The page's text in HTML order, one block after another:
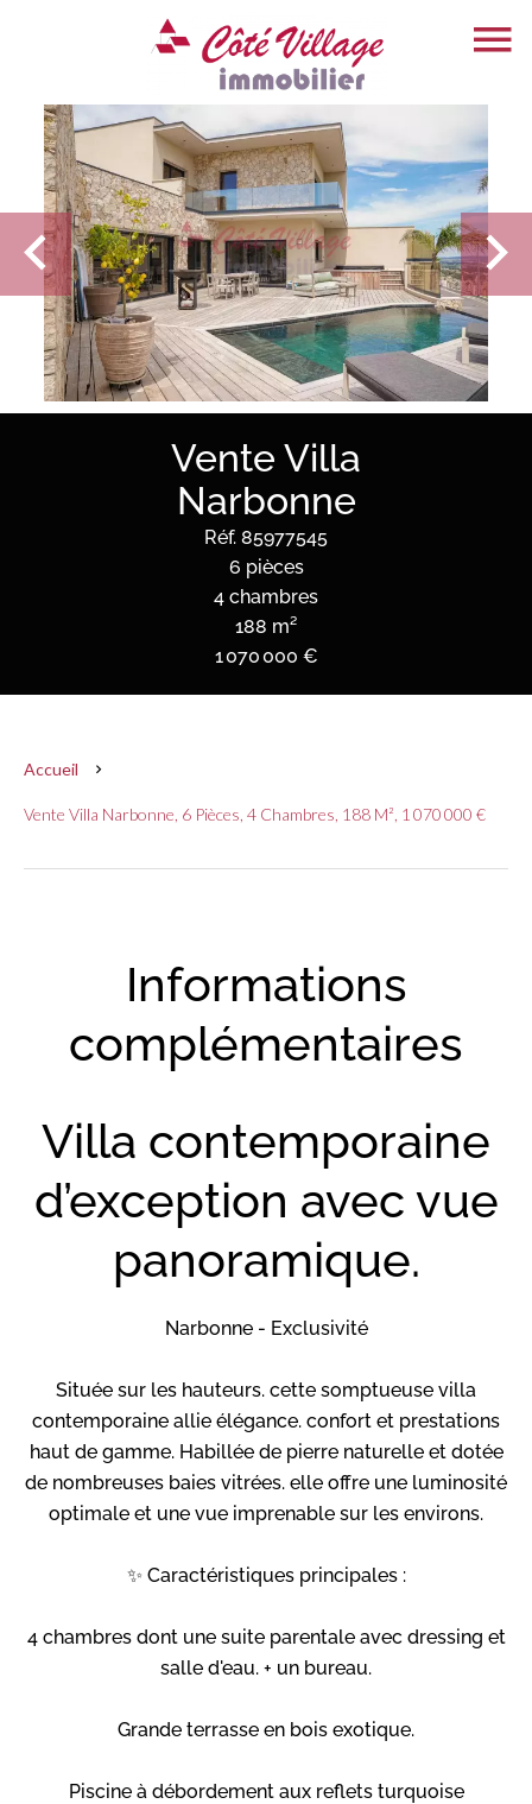
Vente Villa
Narbonne
Réf. 85977545
6 pièces
4 chambres
188 m²
1 070 000 €
Accueil
Vente Villa Narbonne, 6 Pièces, 4 Chambres, 188 M², 1 070 000 €
Informations
complémentaires
Villa contemporaine
d’exception avec vue
panoramique.
Narbonne - Exclusivité
Située sur les hauteurs. cette somptueuse villa
contemporaine allie élégance. confort et prestations
haut de gamme. Habillée de pierre naturelle et dotée
de nombreuses baies vitrées. elle offre une luminosité
optimale et une vue imprenable sur les environs.
✨ Caractéristiques principales :
4 chambres dont une suite parentale avec dressing et
salle d'eau. + un bureau.
Grande terrasse en bois exotique.
Piscine à débordement aux reflets turquoise